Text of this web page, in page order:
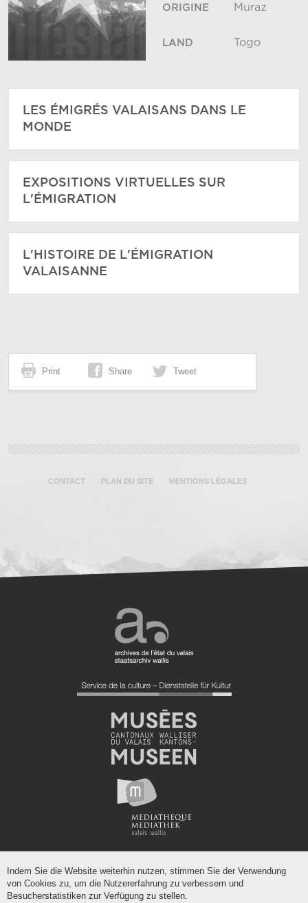
ORIGINE Muraz
LAND Togo
LES ÉMIGRÉS VALAISANS DANS LE
MONDE
EXPOSITIONS VIRTUELLES SUR
L'ÉMIGRATION
L'HISTOIRE DE L'ÉMIGRATION
VALAISANNE
Print Share Tweet
CONTACT PLAN DU SITE MENTIONS LÉGALES
Indem Sie die Website weiterhin nutzen, stimmen Sie der Verwendung
von Cookies zu, um die Nutzererfahrung zu verbessern und
Besucherstatistiken zur Verfügung zu stellen.